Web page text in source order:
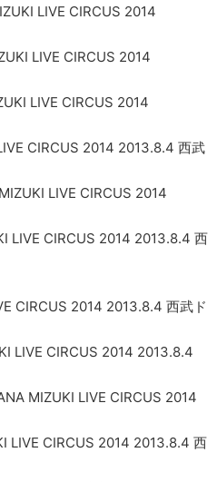
LIVE CIRCUS 2014
LIVE CIRCUS 2014
LIVE CIRCUS 2014
CIRCUS 2014 2013.8.4 西武
LIVE CIRCUS 2014
LIVE CIRCUS 2014 2013.8.4 西
CIRCUS 2014 2013.8.4 西武ド
LIVE CIRCUS 2014 2013.8.4
MIZUKI LIVE CIRCUS 2014
LIVE CIRCUS 2014 2013.8.4 西